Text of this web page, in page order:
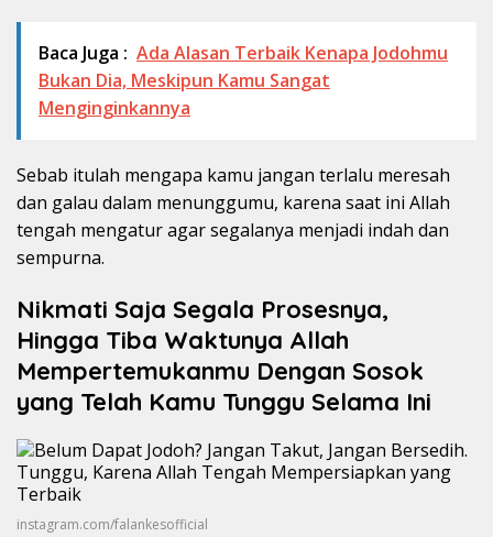
Baca Juga : Ada Alasan Terbaik Kenapa Jodohmu
Bukan Dia, Meskipun Kamu Sangat
Menginginkannya
Sebab itulah mengapa kamu jangan terlalu meresah
dan galau dalam menunggumu, karena saat ini Allah
tengah mengatur agar segalanya menjadi indah dan
sempurna.
Nikmati Saja Segala Prosesnya,
Hingga Tiba Waktunya Allah
Mempertemukanmu Dengan Sosok
yang Telah Kamu Tunggu Selama Ini
instagram.com/falankesofficial